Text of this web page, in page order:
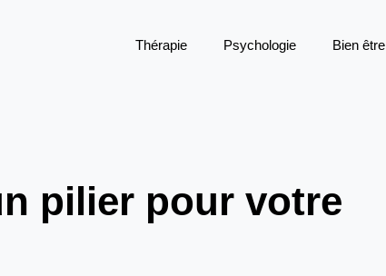
Thérapie Psychologie Bien être
pilier pour votre